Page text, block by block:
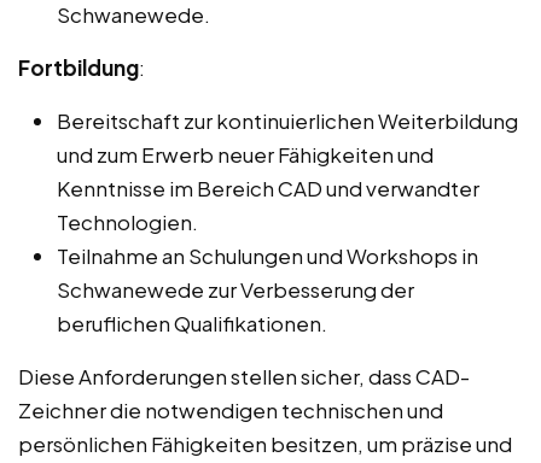
Schwanewede.
Fortbildung:
Bereitschaft zur kontinuierlichen Weiterbildung
und zum Erwerb neuer Fähigkeiten und
Kenntnisse im Bereich CAD und verwandter
Technologien.
Teilnahme an Schulungen und Workshops in
Schwanewede zur Verbesserung der
beruflichen Qualifikationen.
Diese Anforderungen stellen sicher, dass CAD-
Zeichner die notwendigen technischen und
persönlichen Fähigkeiten besitzen, um präzise und